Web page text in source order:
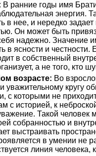
В ранние годы имя
энергия.
в нее, и нередко
Он может быть
надежно. Значение
в ясности и
в собственный
а не того, кто
возрасте: Во
уважительному кругу
с которыми не
с историей, к
Такой
собранностью и
выстраивать
в умении не
линия